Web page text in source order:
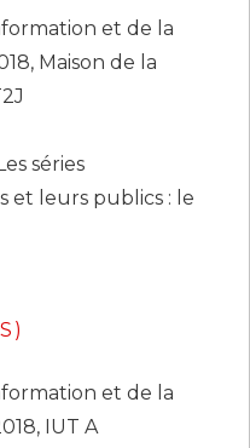
et de la
Maison de la
séries
leurs publics : le
et de la
IUT A